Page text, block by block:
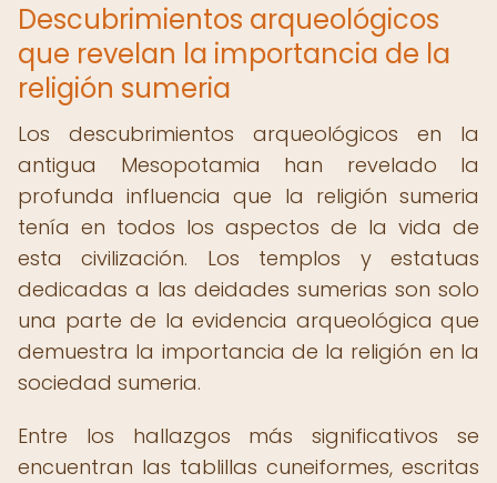
Descubrimientos arqueológicos
que revelan la importancia de la
religión sumeria
Los descubrimientos arqueológicos en la
antigua Mesopotamia han revelado la
profunda influencia que la religión sumeria
tenía en todos los aspectos de la vida de
esta civilización. Los templos y estatuas
dedicadas a las deidades sumerias son solo
una parte de la evidencia arqueológica que
demuestra la importancia de la religión en la
sociedad sumeria.
Entre los hallazgos más significativos se
encuentran las tablillas cuneiformes, escritas